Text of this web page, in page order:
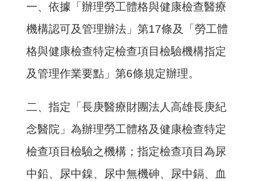
一、依據「辦理勞工體格與健康檢查醫療
機構認可及管理辦法」第17條及「勞工體
格與健康檢查特定檢查項目檢驗機構指定
及管理作業要點」第6條規定辦理。
二、指定「長庚醫療財團法人高雄長庚紀
念醫院」為辦理勞工體格及健康檢查特定
檢查項目檢驗之機構；指定檢查項目為尿
中鉛、尿中鎳、尿中無機砷、尿中鎘、血